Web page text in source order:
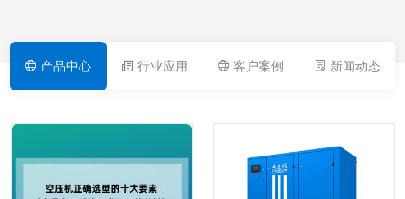
产品中心 行业应用 客户案例 新闻动态